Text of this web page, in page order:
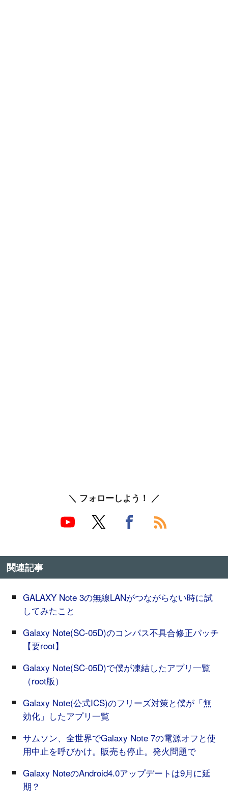
＼ フォローしよう！ ／
関連記事
GALAXY Note 3の無線LANがつながらない時に試
してみたこと
Galaxy Note(SC-05D)のコンパス不具合修正パッチ
【要root】
Galaxy Note(SC-05D)で僕が凍結したアプリ一覧
（root版）
Galaxy Note(公式ICS)のフリーズ対策と僕が「無
効化」したアプリ一覧
サムソン、全世界でGalaxy Note 7の電源オフと使
用中止を呼びかけ。販売も停止。発火問題で
Galaxy NoteのAndroid4.0アップデートは9月に延
期？